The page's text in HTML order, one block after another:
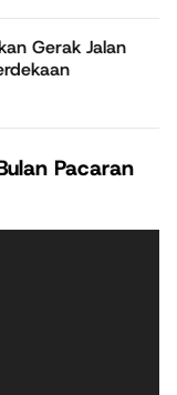
Gerak Jalan
Pacaran